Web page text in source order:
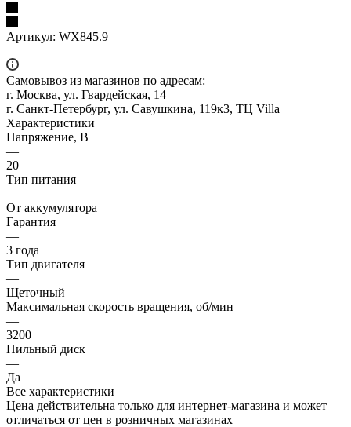
Артикул: WX845.9
Самовывоз из магазинов по адресам:
г. Москва, ул. Гвардейская, 14
г. Санкт-Петербург, ул. Савушкина, 119к3, ТЦ Villa
Характеристики
Напряжение, В
—
20
Тип питания
—
От аккумулятора
Гарантия
—
3 года
Тип двигателя
—
Щеточный
Максимальная скорость вращения, об/мин
—
3200
Пильный диск
—
Да
Все характеристики
Цена действительна только для интернет-магазина и может
отличаться от цен в розничных магазинах